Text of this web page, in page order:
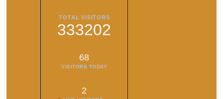
TOTAL VISITORS
333202
68
VISITORS TODAY
2